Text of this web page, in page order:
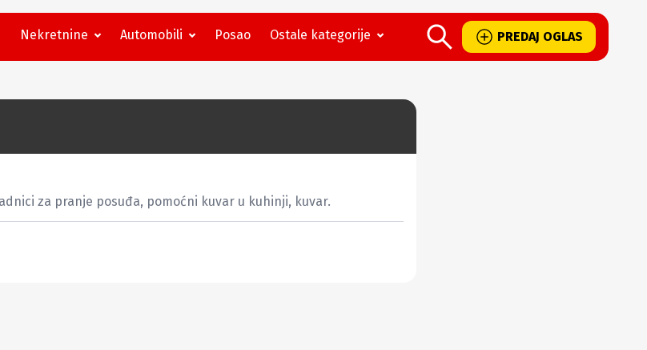
Nekretnine Automobili Posao Ostale kategorije PREDAJ OGLAS
za pranje posuđa, pomoćni kuvar u kuhinji, kuvar.